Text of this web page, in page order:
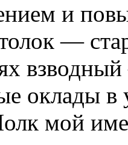
и
—
оклады в
мой